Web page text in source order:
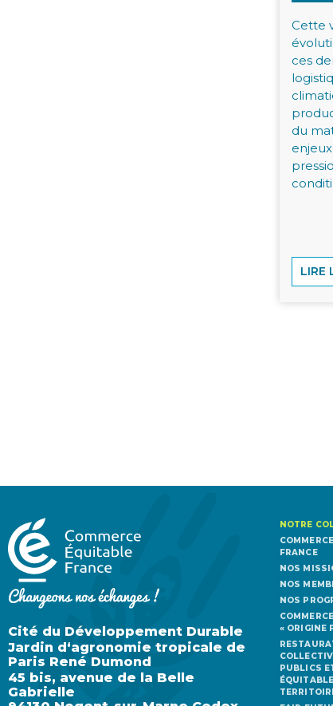
Cette
ces
du
LIRE
Cité du Développement Durable
Jardin d‘agronomie tropicale de
Paris René Dumond
45 bis, avenue de la Belle
Gabrielle
NOTRE
FRANCE
NOS
NOS
NOS
« ORIGINE
PUBLICS